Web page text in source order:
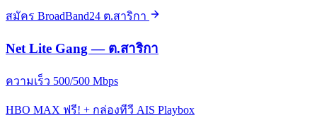
สมัคร BroadBand24 ต.สาริกา
Net Lite Gang — ต.สาริกา
ความเร็ว 500/500 Mbps
HBO MAX ฟรี! + กล่องทีวี AIS Playbox